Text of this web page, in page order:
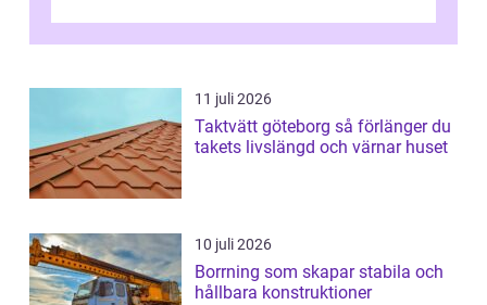
11 juli 2026
Taktvätt göteborg så förlänger du
takets livslängd och värnar huset
10 juli 2026
Borrning som skapar stabila och
hållbara konstruktioner